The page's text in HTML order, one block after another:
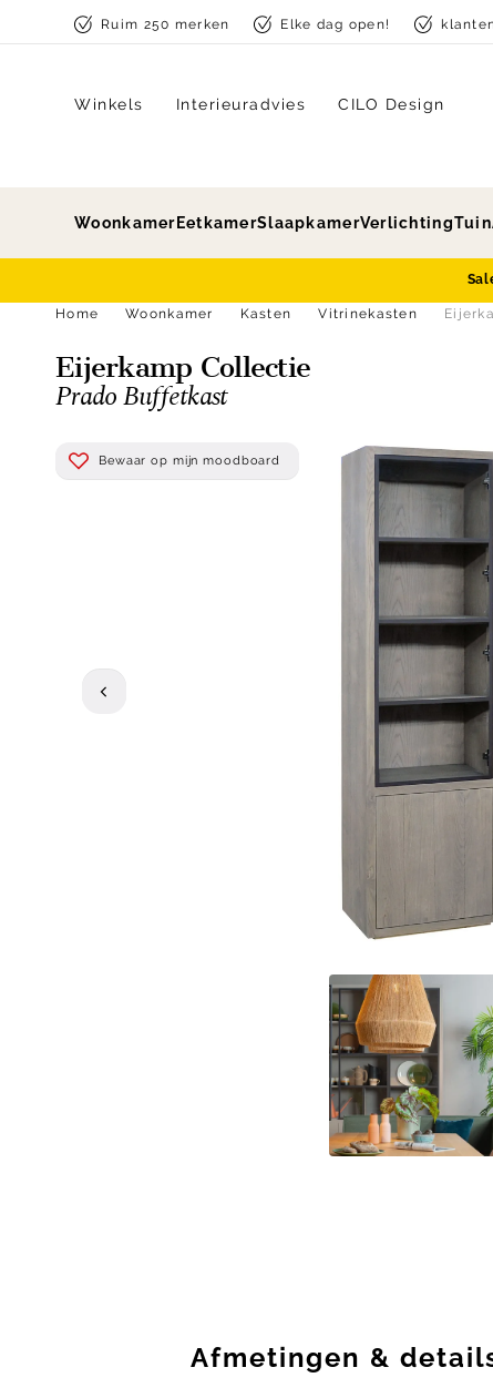
Skip to contentRuim 250 merken Elke dag open!
Winkels Interieuradvies CILO Design
Woonkamer EetkamerSlaapkamerVerlichtingTuin
Home
Woonkamer Kasten Vitrinekasten
Eijerkamp Collectie
Prado Buffetkast
Bewaar op mijn moodboard
Afmetingen &